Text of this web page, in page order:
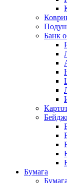
Банк
Бумага